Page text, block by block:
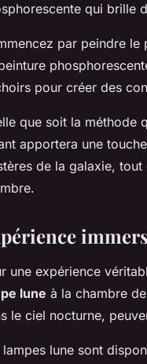
qui brille
par peindre
pour créer des
que soit la méthode
apportera une
de la galaxie,
une expérience
lune à la chambre
le ciel nocturne,
lampes lune sont